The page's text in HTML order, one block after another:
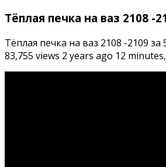
Тёплая печка на ваз 2108 -
Тёплая печка на ваз 2108 -2109 за
83,755 views 2 years ago 12